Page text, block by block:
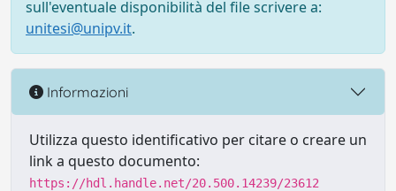
sull'eventuale disponibilità del file scrivere a:
unitesi@unipv.it.
Informazioni
Utilizza questo identificativo per citare o creare un
link a questo documento:
https://hdl.handle.net/20.500.14239/23612